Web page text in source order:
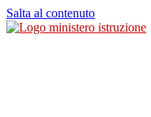
Salta al contenuto